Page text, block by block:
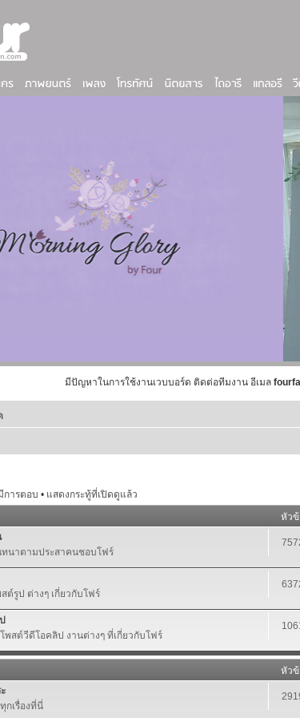
มีปัญหาในการใช้งานเวบบอร์ด ติดต่อทีมงาน อีเมล
การตอบ • แสดงกระทู้ที่เปิดดูแล้ว
หัวข้
นาตามประสาคนชอบโฟร์
ต์รูป ต่างๆ เกี่ยวกับโฟร์
พสต์วีดีโอคลิป งานต่างๆ ที่เกี่ยวกับโฟร์
หัวข้
กเรื่องที่นี่